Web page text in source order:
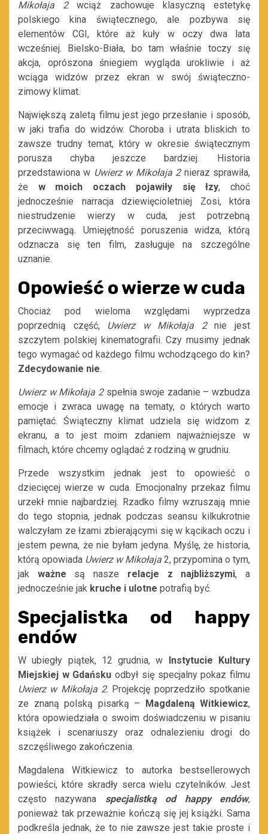
Mikołaja 2wciąż zachowuje klasyczną estetykę
polskiego kina świątecznego, ale pozbywa się
elementów CGI, które aż kuły w oczy dwa lata
wcześniej. Bielsko-Biała, bo tam właśnie toczy się
akcja, oprószona śniegiem wygląda urokliwie i aż
wciąga widzów przez ekran w swój świąteczno-
zimowy klimat.
Największą zaletą filmu jest jego przesłanie i sposób,
w jaki trafia do widzów. Choroba i utrata bliskich to
zawsze trudny temat, który w okresie świątecznym
porusza chyba jeszcze bardziej. Historia
przedstawiona w Uwierz w Mikołaja 2 nieraz sprawiła,
że w moich oczach pojawiły się łzy, choć
jednocześnie narracja dziewięcioletniej Zosi, która
niestrudzenie wierzy w cuda, jest potrzebną
przeciwwagą. Umiejętność poruszenia widza, którą
odznacza się ten film, zasługuje na szczególne
uznanie.
Opowieść o wierze w cuda
Chociaż pod wieloma względami wyprzedza
poprzednią część, Uwierz w Mikołaja 2nie jest
szczytem polskiej kinematografii. Czy musimy jednak
tego wymagać od każdego filmu wchodzącego do kin?
Zdecydowanie nie.
Uwierz w Mikołaja 2spełnia swoje zadanie – wzbudza
emocje i zwraca uwagę na tematy, o których warto
pamiętać. Świąteczny klimat udziela się widzom z
ekranu, a to jest moim zdaniem najważniejsze w
filmach, które chcemy oglądać z rodziną w grudniu.
Przede wszystkim jednak jest to opowieść o
dziecięcej wierze w cuda. Emocjonalny przekaz filmu
urzekł mnie najbardziej. Rzadko filmy wzruszają mnie
do tego stopnia, jednak podczas seansu kilkukrotnie
walczyłam ze łzami zbierającymi się w kącikach oczu i
jestem pewna, że nie byłam jedyna. Myślę, że historia,
którą opowiada Uwierz w Mikołaja 2, przypomina o tym,
jak ważne są nasze relacje z najbliższymi, a
jednocześnie jak kruche i ulotne potrafią być.
Specjalistka od happy
endów
W ubiegły piątek, 12 grudnia, w Instytucie Kultury
Miejskiej w Gdańsku odbył się specjalny pokaz filmu
Uwierz w Mikołaja 2. Projekcję poprzedziło spotkanie
ze znaną polską pisarką – Magdaleną Witkiewicz,
która opowiedziała o swoim doświadczeniu w pisaniu
książek i scenariuszy oraz odnalezieniu drogi do
szczęśliwego zakończenia.
Magdalena Witkiewicz to autorka bestsellerowych
powieści, które skradły serca wielu czytelników. Jest
często nazywana specjalistką od happy endów,
ponieważ tak przeważnie kończą się jej książki. Sama
podkreśla jednak, że to nie zawsze jest takie proste i